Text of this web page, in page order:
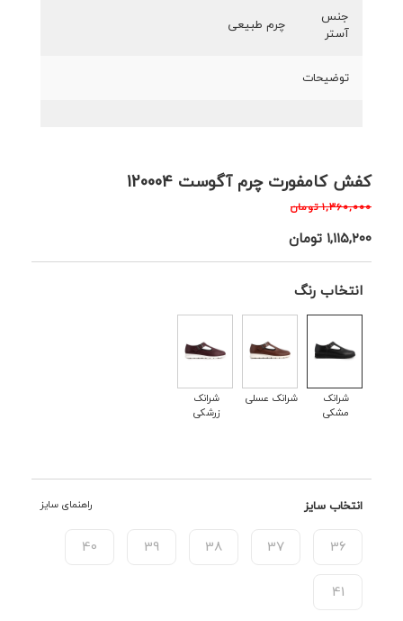
کفش کامفورت چرم آگوست 120004
۱,۳۶۰,۰۰۰ تومان
۱,۱۱۵,۲۰۰ تومان
انتخاب رنگ
شرانک
مشکی
شرانک عسلی
شرانک
زرشکی
انتخاب سایز راهنمای سایز
36
37
38
39
40
41
جنس
آستر
چرم طبیعی
توضیحات